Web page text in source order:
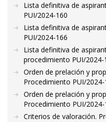
Lista definitiva de
PUI/2024-160
Lista definitiva de
PUI/2024-166
Lista definitiva de
procedimiento PUI/2024-
Orden de prelación y
Procedimiento PUI/2024-
Orden de prelación y
Procedimiento PUI/2024-
Criterios de valoración.